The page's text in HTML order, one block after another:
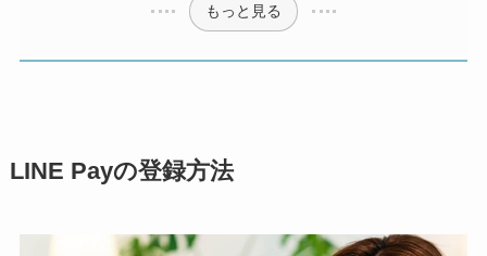
もっと見る
LINE Payの登録方法